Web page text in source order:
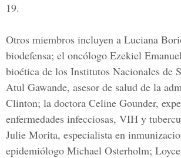
19.
Otros miembros incluyen a Luciana
biodefensa; el oncólogo Ezekiel
bioética de los Institutos Nacionales de
Atul Gawande, asesor de salud de la
Clinton; la doctora Celine Gounder,
enfermedades infecciosas, VIH y
Julie Morita, especialista en
epidemiólogo Michael Osterholm;